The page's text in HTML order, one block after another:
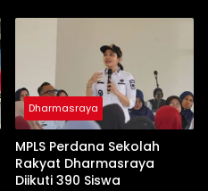
Dharmasraya
MPLS Perdana Sekolah
Rakyat Dharmasraya
Diikuti 390 Siswa